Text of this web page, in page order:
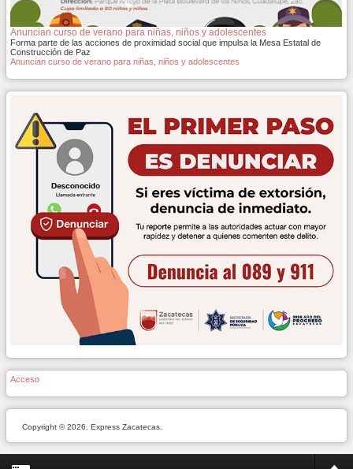
Anuncian curso de verano para niñas, niños y adolescentes
Forma parte de las acciones de proximidad social que impulsa la Mesa Estatal de
Construcción de Paz
Anuncian curso de verano para niñas, niños y adolescentes
Acceso
Copyright © 2026. Express Zacatecas.